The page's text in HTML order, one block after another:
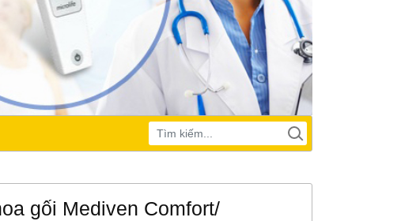
gối Mediven Comfort/